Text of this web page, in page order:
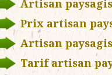
Artisan
Prix artisan
Artisan
Tarif artisan